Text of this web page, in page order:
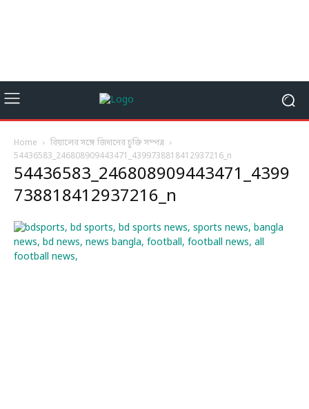
Home
রিয়ালের সঙ্গে জিদানের চুক্তি সম্পন্ন
54436583_246808909443471_4399738818412937216_n
54436583_246808909443471_4399
738818412937216_n